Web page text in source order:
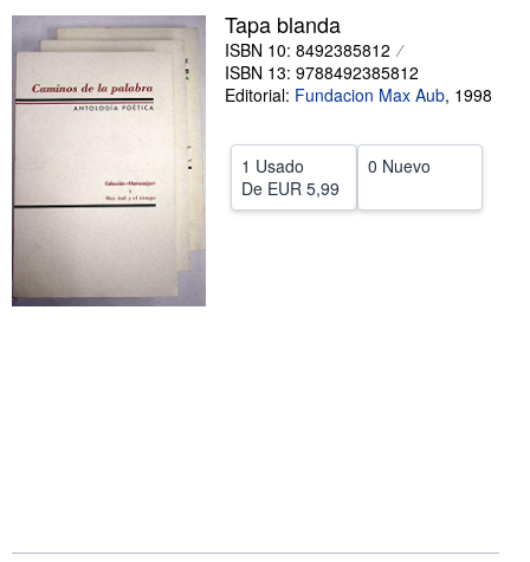
Vendedores
Comenzar a vender
CERRAR
Tapa blanda
ISBN 10: 8492385812
ISBN 13: 9788492385812
Editorial: Fundacion Max Aub, 1998
1 Usado
De EUR 5,99
0 Nuevo